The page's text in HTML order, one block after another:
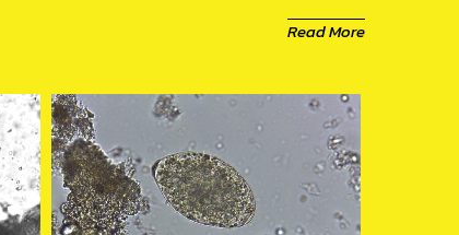
Read More